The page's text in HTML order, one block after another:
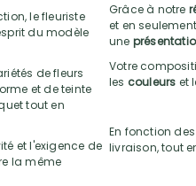
le fleuriste
du modèle
de fleurs
et de teinte
tout en
et l'exigence de
la même
Grâce à notre
et en
une
Votre
les couleurs et
En fonction
livraison, tout